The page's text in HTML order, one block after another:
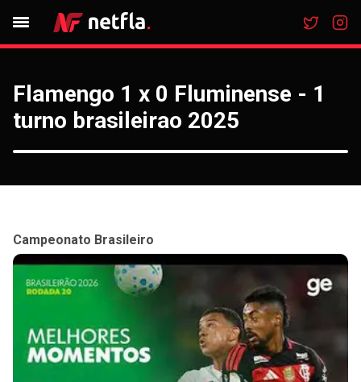
Flamengo 1 x 0 Fluminense - 1
turno brasileirao 2025
Campeonato Brasileiro